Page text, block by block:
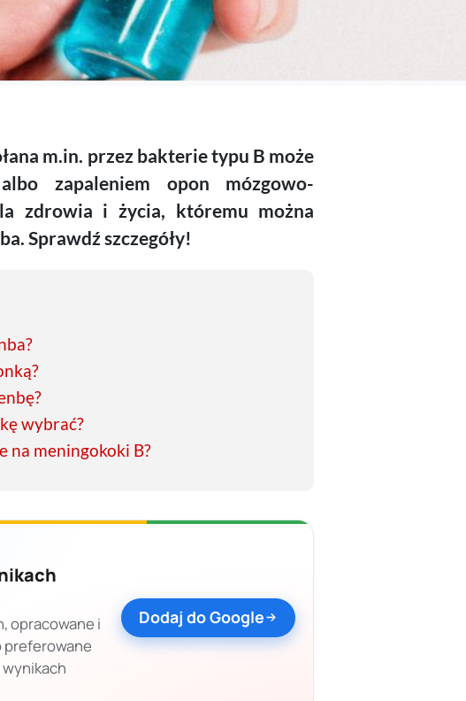
m.in. przez bakterie typu B może
zapaleniem opon mózgowo-
zdrowia i życia, któremu można
Sprawdź szczegóły!
wybrać?
na meningokoki B?
opracowane i
preferowane
Dodaj do Google